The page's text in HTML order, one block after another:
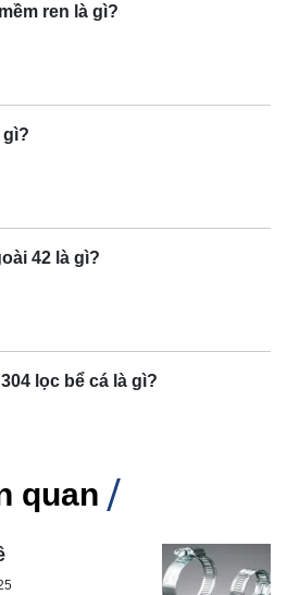
ren là gì?
gì?
42 là gì?
lọc bể cá là gì?
quan